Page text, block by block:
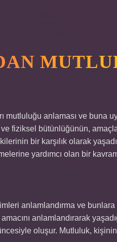
mutluluğu anlaması ve buna
fiziksel bütünlüğünün,
bir karşılık olarak
yardımcı olan bir
anlamlandırma ve bunlara
anlamlandırarak
oluşur. Mutluluk,